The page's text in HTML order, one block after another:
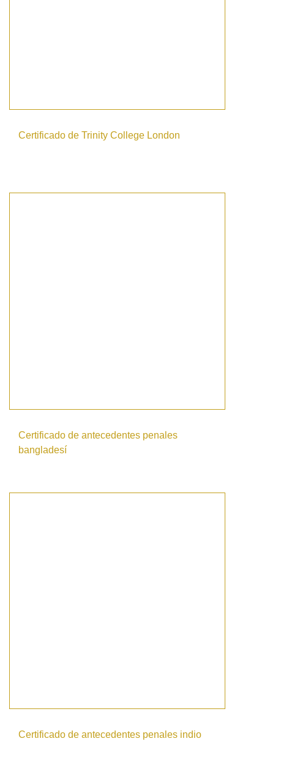
Certificado de Trinity College London
Certificado de antecedentes penales
bangladesí
Certificado de antecedentes penales indio